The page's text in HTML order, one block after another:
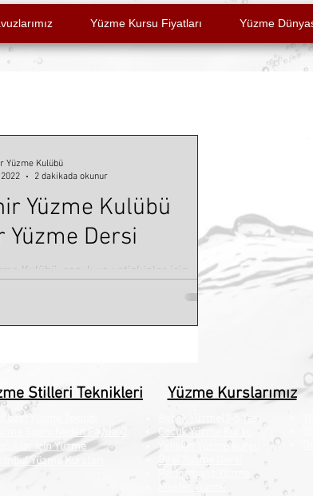
Yüzme Kursu Fiyatları Yüzme
Yüzme Kulübü
Yüzme Dersi
Kulübü, çocuk ve yetişkinler için
Yüzme Kulübü
2 dakikada okunur
Stilleri Teknikleri
Yüzme Tekniği
Sporu Neden Faydalı?
İçin Yüzme
Yüzme Kursları
Yüzme Kurslarımız
Bebek Yüzme(3-5 Yaş)
Çocuk Yüzme Kursu
Yetişkin Yüzme Kursu
Özel Yüzme Dersi
Performans Yüzme
Master Yüzme